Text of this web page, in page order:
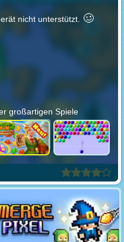
nicht unterstützt. 🥴️
großartigen Spiele